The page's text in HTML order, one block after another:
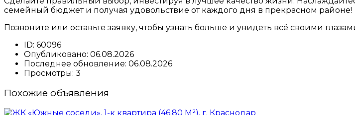
семейный бюджет и получая удовольствие от каждого дня в прекрасном районе!
Позвоните или оставьте заявку, чтобы узнать больше и увидеть всё своими
ID: 60096
Опубликовано: 06.08.2026
Последнее обновление: 06.08.2026
Просмотры: 3
Похожие объявления